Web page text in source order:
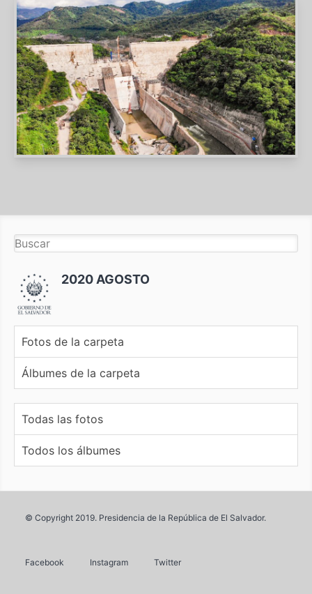
2020 AGOSTO
Fotos de la carpeta
Álbumes de la carpeta
Todas las fotos
Todos los álbumes
© Copyright 2019. Presidencia de la República de El Salvador.
Facebook Instagram Twitter